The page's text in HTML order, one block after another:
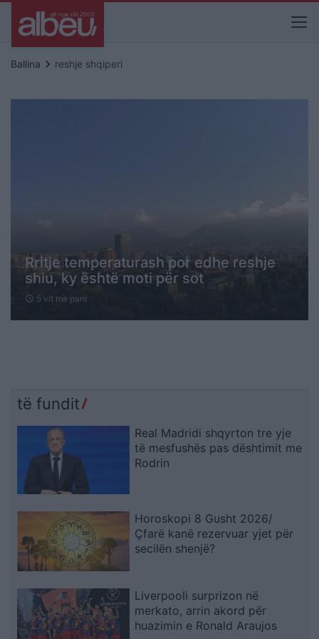
Ballina keyboard_arrow_right reshje shqiperi
Rritje temperaturash por edhe reshje
shiu, ky është moti për sot
schedule 5 vit me parë
të fundit
Real Madridi shqyrton tre yje
të mesfushës pas dështimit me
Rodrin
Horoskopi 8 Gusht 2026/
Çfarë kanë rezervuar yjet për
secilën shenjë?
Liverpooli surprizon në
merkato, arrin akord për
huazimin e Ronald Araujos